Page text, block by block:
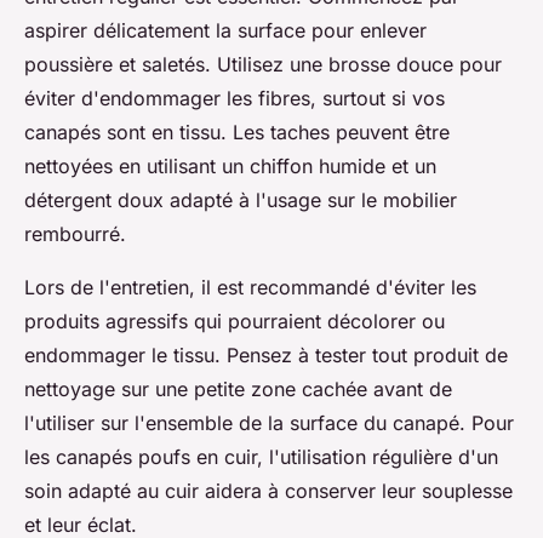
aspirer délicatement la surface pour enlever
poussière et saletés. Utilisez une brosse douce pour
éviter d'endommager les fibres, surtout si vos
canapés sont en tissu. Les taches peuvent être
nettoyées en utilisant un chiffon humide et un
détergent doux adapté à l'usage sur le mobilier
rembourré.
Lors de l'entretien, il est recommandé d'éviter les
produits agressifs qui pourraient décolorer ou
endommager le tissu. Pensez à tester tout produit de
nettoyage sur une petite zone cachée avant de
l'utiliser sur l'ensemble de la surface du canapé. Pour
les canapés poufs en cuir, l'utilisation régulière d'un
soin adapté au cuir aidera à conserver leur souplesse
et leur éclat.